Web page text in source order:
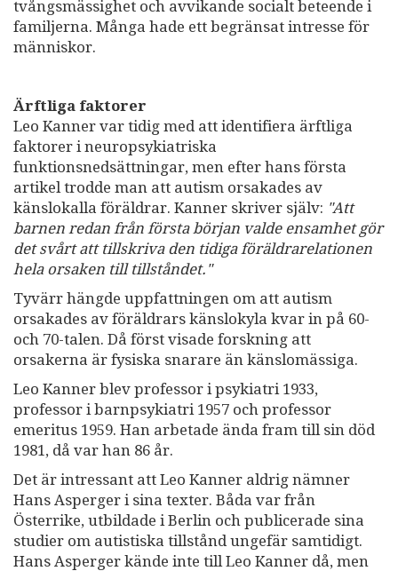
tvångsmässighet och avvikande socialt beteende i
familjerna. Många hade ett begränsat intresse för
människor.
Ärftliga faktorer
Leo Kanner var tidig med att identifiera ärftliga
faktorer i neuropsykiatriska
funktionsnedsättningar, men efter hans första
artikel trodde man att autism orsakades av
känslokalla föräldrar. Kanner skriver själv: "Att
barnen redan från första början valde ensamhet gör
det svårt att tillskriva den tidiga föräldrarelationen
hela orsaken till tillståndet."
Tyvärr hängde uppfattningen om att autism
orsakades av föräldrars känslokyla kvar in på 60-
och 70-talen. Då först visade forskning att
orsakerna är fysiska snarare än känslomässiga.
Leo Kanner blev professor i psykiatri 1933,
professor i barnpsykiatri 1957 och professor
emeritus 1959. Han arbetade ända fram till sin död
1981, då var han 86 år.
Det är intressant att Leo Kanner aldrig nämner
Hans Asperger i sina texter. Båda var från
Österrike, utbildade i Berlin och publicerade sina
studier om autistiska tillstånd ungefär samtidigt.
Hans Asperger kände inte till Leo Kanner då, men